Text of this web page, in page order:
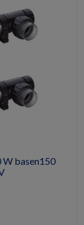
W basen150